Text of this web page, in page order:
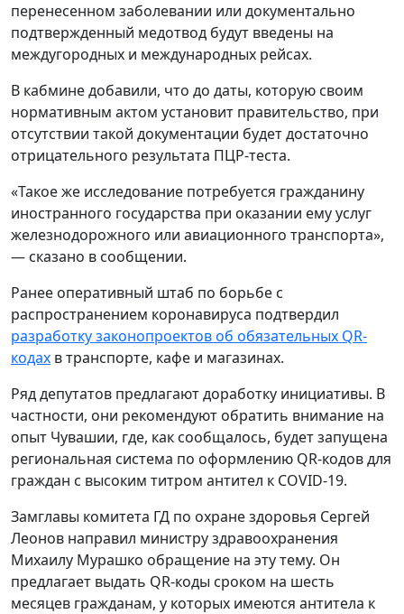
перенесенном заболевании или документально
подтвержденный медотвод будут введены на
междугородных и международных рейсах.
В кабмине добавили, что до даты, которую своим
нормативным актом установит правительство, при
отсутствии такой документации будет достаточно
отрицательного результата ПЦР-теста.
«Такое же исследование потребуется гражданину
иностранного государства при оказании ему услуг
железнодорожного или авиационного транспорта»,
— сказано в сообщении.
Ранее оперативный штаб по борьбе с
распространением коронавируса подтвердил
разработку законопроектов об обязательных QR-
кодах в транспорте, кафе и магазинах.
Ряд депутатов предлагают доработку инициативы. В
частности, они рекомендуют обратить внимание на
опыт Чувашии, где, как сообщалось, будет запущена
региональная система по оформлению QR-кодов для
граждан с высоким титром антител к COVID-19.
Замглавы комитета ГД по охране здоровья Сергей
Леонов направил министру здравоохранения
Михаилу Мурашко обращение на эту тему. Он
предлагает выдать QR-коды сроком на шесть
месяцев гражданам, у которых имеются антитела к